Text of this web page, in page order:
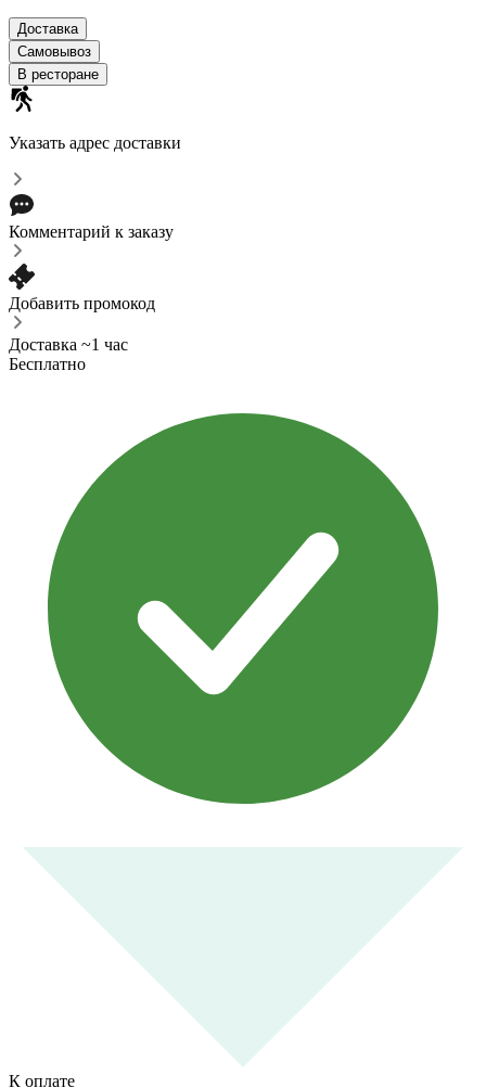
Доставка
Самовывоз
В ресторане
Указать адрес доставки
Комментарий к заказу
Добавить промокод
Доставка ~1 час
Бесплатно
К оплате